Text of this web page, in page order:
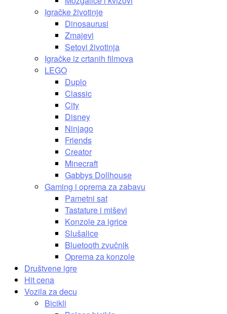
Igračke životinje
Dinosaurusi
Zmajevi
Setovi životinja
Igračke iz crtanih filmova
LEGO
Duplo
Classic
City
Disney
Ninjago
Friends
Creator
Minecraft
Gabbys Dollhouse
Gaming i oprema za zabavu
Pametni sat
Tastature i miševi
Konzole za igrice
Slušalice
Bluetooth zvučnik
Oprema za konzole
Društvene igre
Hit cena
Vozila za decu
Bicikli